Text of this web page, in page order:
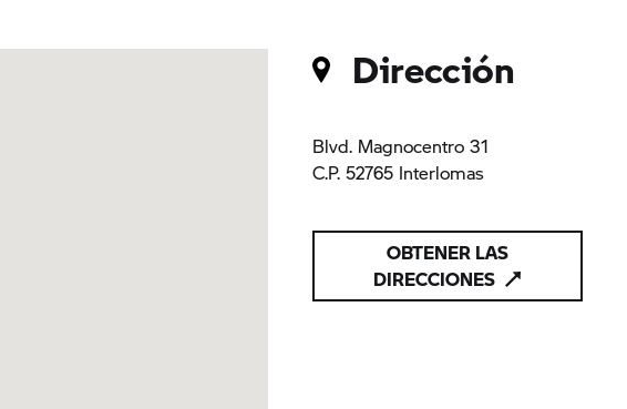
Dirección
Blvd. Magnocentro 31
C.P. 52765 Interlomas
OBTENER LAS
DIRECCIONES